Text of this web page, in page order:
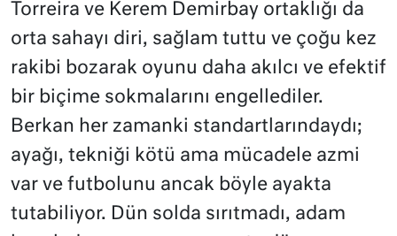
Torreira ve Kerem Demirbay ortaklığı da
orta sahayı diri, sağlam tuttu ve çoğu kez
rakibi bozarak oyunu daha akılcı ve efektif
bir biçime sokmalarını engellediler.
Berkan her zamanki standartlarındaydı;
ayağı, tekniği kötü ama mücadele azmi
var ve futbolunu ancak böyle ayakta
tutabiliyor. Dün solda sırıtmadı, adam